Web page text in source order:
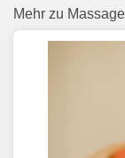
Mehr zu